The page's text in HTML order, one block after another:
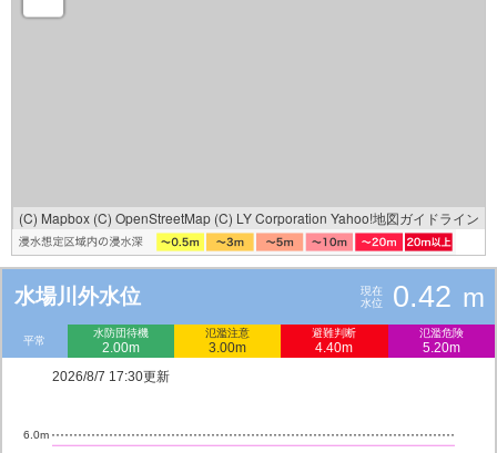
(C) Mapbox (C) OpenStreetMap (C) LY Corporation Yahoo!地図ガイドライン
水場川外水位
現在
水位
0.42 m
平常
水防団待機
2.00m
氾濫注意
3.00m
避難判断
4.40m
氾濫危険
5.20m
2026/8/7 17:30更新
6.0m